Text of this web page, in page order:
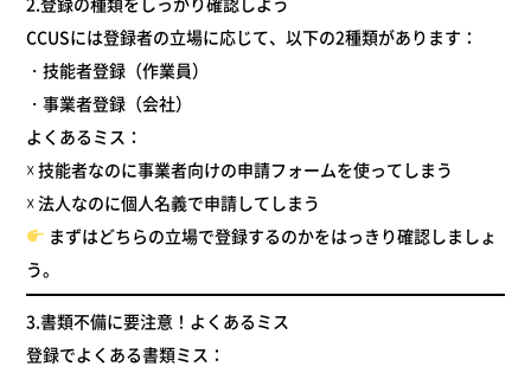
CCUSには登録者の立場に応じて、以下の2種類があります：
・技能者登録（作業員）
・事業者登録（会社）
よくあるミス：
☓ 技能者なのに事業者向けの申請フォームを使ってしまう
☓ 法人なのに個人名義で申請してしまう
まずはどちらの立場で登録するのかをはっきり確認しましょ
う。
3.書類不備に要注意！よくあるミス
登録でよくある書類ミス：